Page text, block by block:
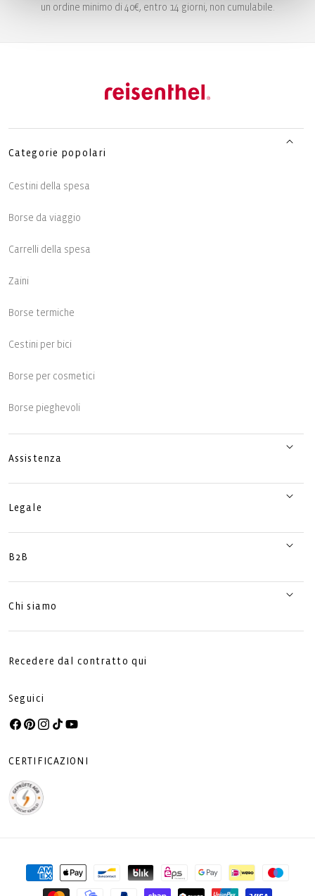
un ordine minimo di 40€, entro 14 giorni, non cumulabile.
Categorie popolari
Cestini della spesa
Borse da viaggio
Carrelli della spesa
Zaini
Borse termiche
Cestini per bici
Borse per cosmetici
Borse pieghevoli
Assistenza
Legale
B2B
Chi siamo
Recedere dal contratto qui
Seguici
Facebook
Pinterest
Instagram
TikTokYouTube
CERTIFICAZIONI
Metodi